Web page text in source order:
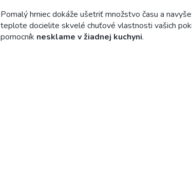
Pomalý hrniec dokáže ušetriť množstvo času a
teplote docielite skvelé chuťové vlastnosti vašich
pomocník nesklame v žiadnej kuchyni.